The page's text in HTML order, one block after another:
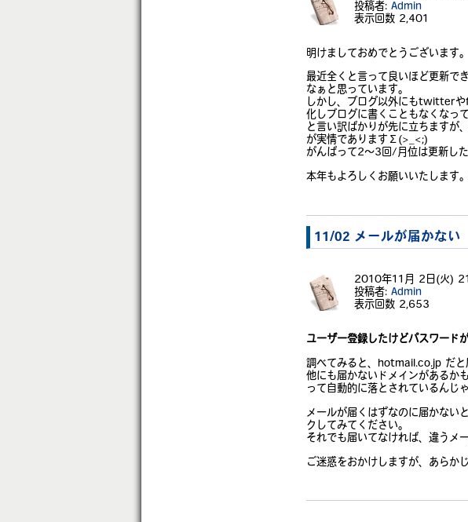
投稿者: Admin
表示回数 2,401
明けましておめでとうございます。
最近全くと言って良いほど更新で
なぁと思っています。
しかし、ブログ以外にもtwitterや
化しブログに書くこともなくなっ
と言い訳ばかりが先に立ちますが
が実情でありますΣ(>_<;)
がんばって2～3回/月位は更新した
本年もよろしくお願いいたします
11/02 メールが届かない
2010年11月 2日(火)
投稿者: Admin
表示回数 2,653
ユーザー登録したけどパスワード
調べてみると、hotmail.co.jp だと
他にも届かないドメインがあるか
って自動的に落とされているんじ
メールが届くはずなのに届かない
クしてみてください。
それでも届いてなければ、違うメ
ご迷惑をおかけしますが、あらか